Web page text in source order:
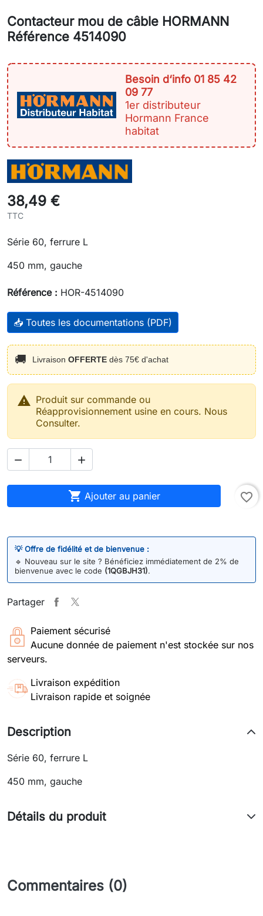
Contacteur mou de câble HORMANN
Référence 4514090
Besoin d‘info 01 85 42
09 77
1er distributeur
Hormann France
habitat
38,49 €
TTC
Série 60, ferrure L
450 mm, gauche
Référence : HOR-4514090
📥 Toutes les documentations (PDF)
🚚 Livraison OFFERTE dès 75€ d'achat
 Produit sur commande ou
Réapprovisionnement usine en cours. Nous
Consulter.
 
 Ajouter au panier favorite_border
💡 Offre de fidélité et de bienvenue :
🔹 Nouveau sur le site ? Bénéficiez immédiatement de 2% de
bienvenue avec le code (1QGBJH31).
Partager
Paiement sécurisé
Aucune donnée de paiement n'est stockée sur nos
serveurs.
Livraison expédition
Livraison rapide et soignée
Description
Série 60, ferrure L
450 mm, gauche
Détails du produit
Commentaires (0)